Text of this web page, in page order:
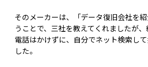
そのメーカーは、「データ復旧会社を
うことで、三社を教えてくれましたが
電話はかけずに、自分でネット検索し
した。